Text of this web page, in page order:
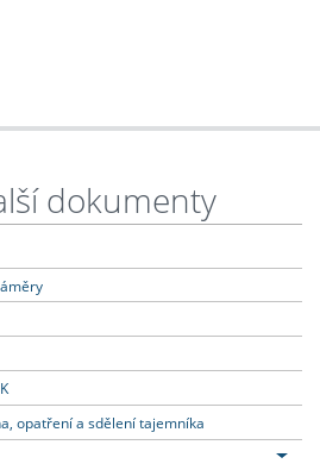
dokumenty
opatření a sdělení tajemníka